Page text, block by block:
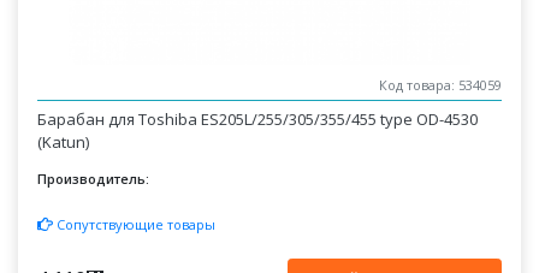
Код товара: 534059
Барабан для Toshiba ES205L/255/305/355/455 type OD-4530
(Katun)
Производитель:
Сопутствующие товары